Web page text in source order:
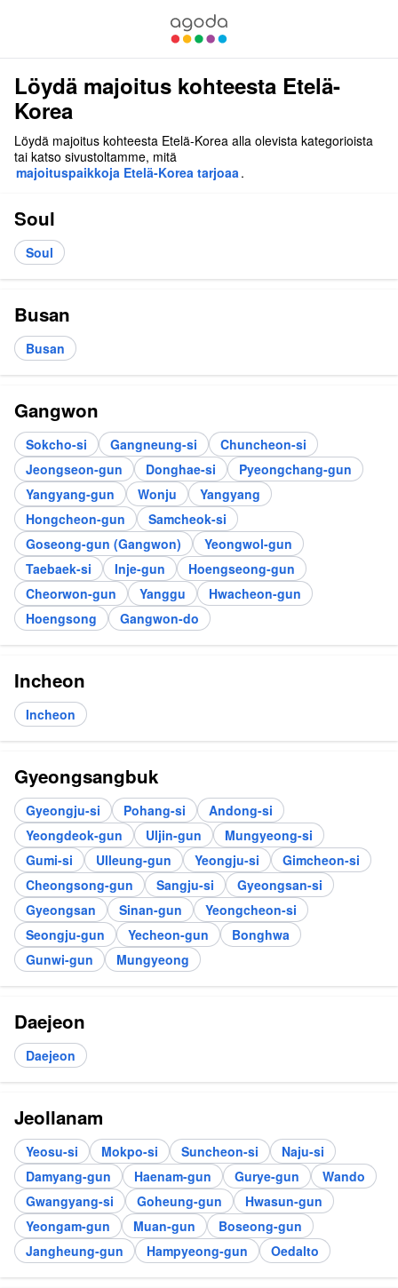
Löydä majoitus kohteesta Etelä-
Korea
Löydä majoitus kohteesta Etelä-Korea alla olevista kategorioista
tai katso sivustoltamme, mitä
majoituspaikkoja Etelä-Korea tarjoaa .
Soul
Soul
Busan
Busan
Gangwon
Sokcho-si Gangneung-si
Chuncheon-si
Jeongseon-gun
Donghae-si
Pyeongchang-gun
Yangyang-gun
Wonju
Yangyang
Hongcheon-gun
Samcheok-si
Goseong-gun (Gangwon)
Yeongwol-gun
Taebaek-si
Inje-gun
Hoengseong-gun
Cheorwon-gun
Yanggu
Hwacheon-gun
Hoengsong
Gangwon-do
Incheon
Incheon
Gyeongsangbuk
Gyeongju-si Pohang-si
Andong-si
Yeongdeok-gun
Uljin-gun
Mungyeong-si
Gumi-si
Ulleung-gun Yeongju-si
Gimcheon-si
Cheongsong-gun
Sangju-si
Gyeongsan-si
Gyeongsan
Sinan-gun
Yeongcheon-si
Seongju-gun
Yecheon-gun
Bonghwa
Gunwi-gun
Mungyeong
Daejeon
Daejeon
Jeollanam
Yeosu-si Mokpo-si Suncheon-si
Naju-si
Damyang-gun
Haenam-gun Gurye-gun
Wando
Gwangyang-si
Goheung-gun
Hwasun-gun
Yeongam-gun
Muan-gun
Boseong-gun
Jangheung-gun
Hampyeong-gun Oedalto